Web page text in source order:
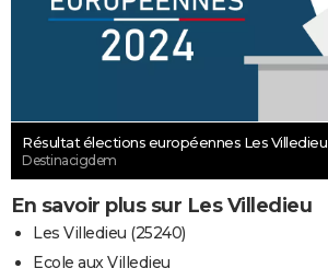
Résultat élections européennes Les Villedieu
Destinacigdem
En savoir plus sur Les Villedieu
Les Villedieu (25240)
Ecole aux Villedieu